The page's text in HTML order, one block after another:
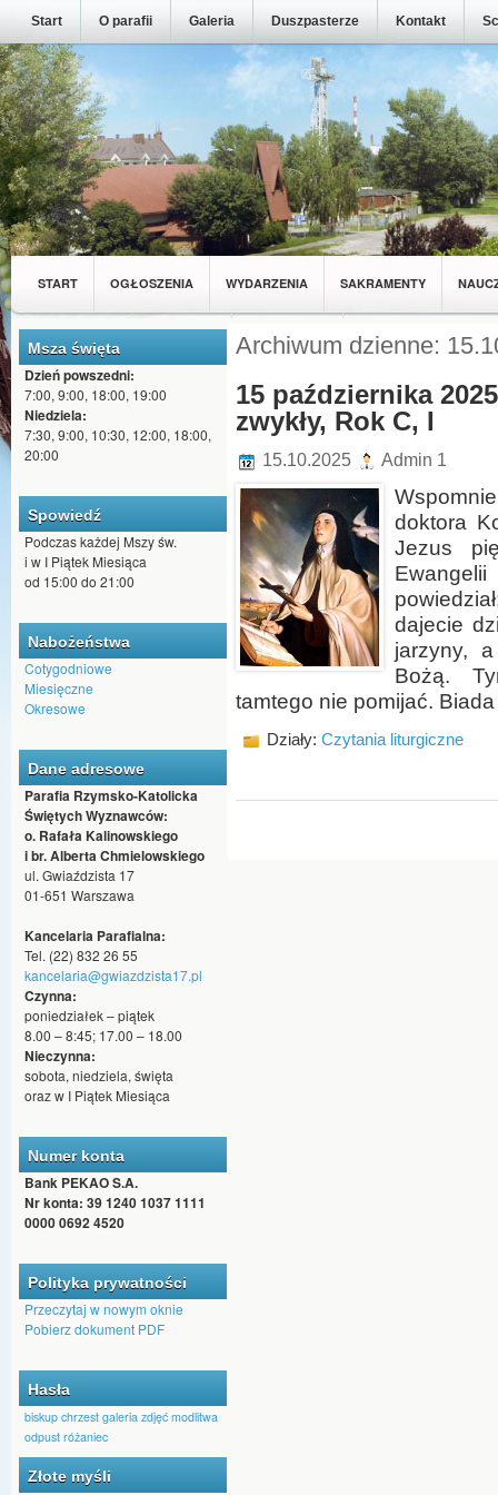
Start O parafii Galeria Duszpasterze Kontakt
START OGŁOSZENIA WYDARZENIA SAKRAMENTY
MŁODZIEŻ Z NASZEJ PARAFII WSPÓLNOTY
Msza święta
Dzień powszedni:
7:00, 9:00, 18:00, 19:00
Niedziela:
7:30, 9:00, 10:30, 12:00, 18:00,
20:00
Spowiedź
Podczas każdej Mszy św.
i w I Piątek Miesiąca
od 15:00 do 21:00
Nabożeństwa
Cotygodniowe
Miesięczne
Okresowe
Dane adresowe
Parafia Rzymsko-Katolicka
Świętych Wyznawców:
o. Rafała Kalinowskiego
i br. Alberta Chmielowskiego
ul. Gwiaździsta 17
01-651 Warszawa
Kancelaria Parafialna:
Tel. (22) 832 26 55
kancelaria@gwiazdzista17.pl
Czynna:
poniedziałek – piątek
8.00 – 8:45; 17.00 – 18.00
Nieczynna:
sobota, niedziela, święta
oraz w I Piątek Miesiąca
Numer konta
Bank PEKAO S.A.
Nr konta: 39 1240 1037 1111
0000 0692 4520
Polityka prywatności
Przeczytaj w nowym oknie
Pobierz dokument PDF
Hasła
biskup chrzest galeria zdjęć modlitwa
odpust różaniec
Złote myśli
Archiwum dzienne:
15 października
zwykły, Rok C, I
15.10.2025 Admin 1
doktora
Jezus
dajecie
jarzyny,
Bożą.
tamtego nie pomijać.
Działy: Czytania liturgiczne